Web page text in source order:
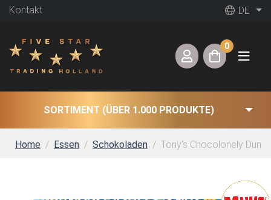
Kontakt DE
0
SORTIMENT (ÜBER 1.000 PRODUKTE)
Home Essen Schokoladen Tony’s Chocolonely